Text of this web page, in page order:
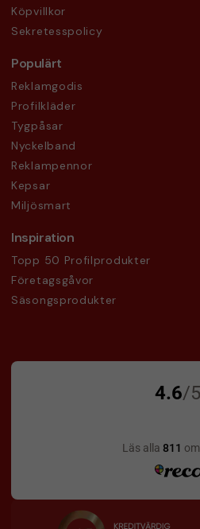
Köpvillkor
Sekretesspolicy
Populärt
Reklamgodis
Profilkläder
Tygpåsar
Nyckelband
Reklampennor
Kepsar
Miljösmart
Inspiration
Topp 50 Profilprodukter
Företagsgåvor
Säsongsprodukter